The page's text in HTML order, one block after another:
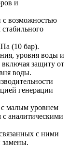
и
возможностью
(10 бар).
уровня воды и
защиту от
воды.
генерации
с малым уровнем
аналитическими
с ними
замены.